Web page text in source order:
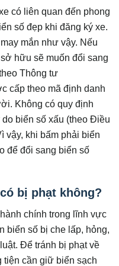
có liên quan đến phong
số đẹp khi đăng ký xe.
mắn như vậy. Nếu
hữu sẽ muốn đổi sang
Thông tư
cấp theo mã định danh
Không có quy định
biển số xấu (theo Điều
vậy, khi bấm phải biển
để đổi sang biển số
bị phạt không?
chính trong lĩnh vực
biển số bị che lấp, hỏng,
Để tránh bị phạt về
cần giữ biển sạch